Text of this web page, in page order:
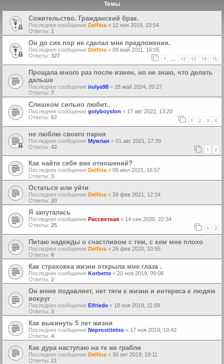
Темы
Сожительство. Гражданский брак.
Последнее сообщение Delfina « 12 ноя 2019, 23:54
Ответы: 1
Oн до сих пор не сделал мне предложения.
Последнее сообщение Delfina « 09 май 2011, 16:05
Ответы: 327 1 … 12 13 14 15
Прощала много раз после измен, но не знаю, что делать
дальше
Последнее сообщение irulya98 « 28 май 2024, 20:27
Ответы: 7
Слишком сильно любит..
Последнее сообщение golyboyslon « 17 авг 2022, 13:20
Ответы: 67 1 2 3 4
не люблю своего парня
Последнее сообщение Мужлан « 01 авг 2021, 17:39
Ответы: 42 1 2
Как найти себя вне отношений?
Последнее сообщение Delfina « 05 июл 2021, 16:57
Ответы: 3
Остаться или уйти
Последнее сообщение Delfina « 26 фев 2021, 12:34
Ответы: 20
Я запуталась
Последнее сообщение Рассветная « 14 сен 2020, 22:34
Ответы: 25 1 2
Питаю надежды о счастливом с тем, с кем мне плохо
Последнее сообщение Delfina « 26 фев 2020, 10:55
Ответы: 6
Как страховка жизни открыла мне глаза .
Последнее сообщение Korbette « 20 ноя 2019, 09:08
Ответы: 2
Он меня подавляет, нет тяги к жизни и интереса к людям
вокруг
Последнее сообщение Elfriede « 18 ноя 2019, 11:09
Ответы: 3
Как выкинуть 5 лет жизни
Последнее сообщение Neprostitelno « 17 ноя 2019, 19:42
Ответы: 4
Как дура наступаю на те же грабли
Последнее сообщение Delfina « 30 окт 2019, 19:11
Ответы: 21